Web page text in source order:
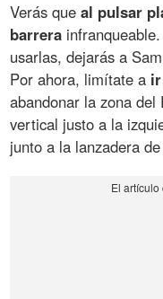
Verás queal pulsar
barrera
usarlas, dejarás a
Por ahora, limítate a
abandonar la zona
vertical justo a la
junto a la lanzadera